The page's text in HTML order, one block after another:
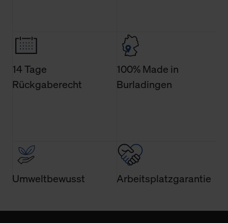
14 Tage
Rückgaberecht
100% Made in
Burladingen
Umweltbewusst Arbeitsplatzgarantie